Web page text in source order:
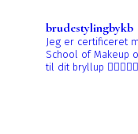
brudestylingbykb
Jeg er certificeret
School of Makeup
til dit bryllup